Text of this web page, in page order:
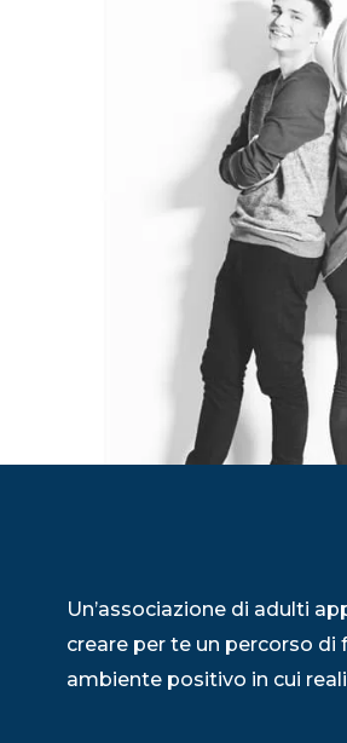
Un’associazione di adulti
creare per te un percorso di
ambiente positivo in cui